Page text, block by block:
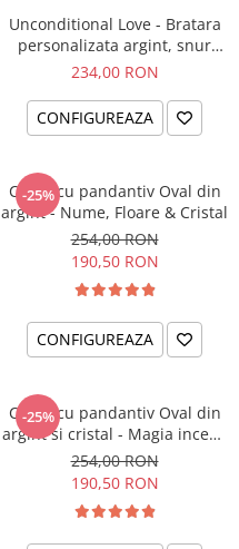
Unconditional Love - Bratara
personalizata argint, snur
impletit piele
234,00 RON
CONFIGUREAZA
-25%
Colier cu pandantiv Oval din
argint - Nume, Floare & Cristal
254,00 RON
190,50 RON
CONFIGUREAZA
-25%
Colier cu pandantiv Oval din
argint si cristal - Magia incepe
cu tine
254,00 RON
190,50 RON